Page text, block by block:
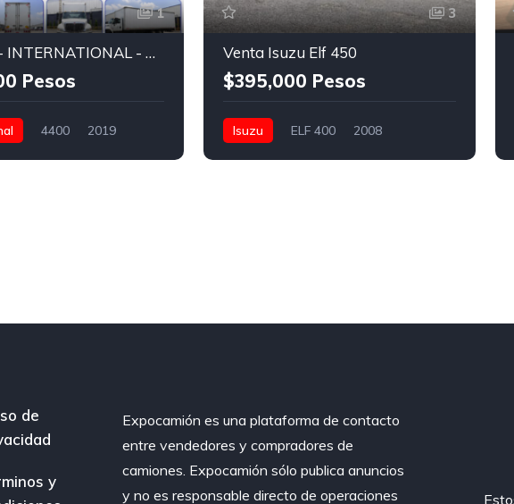
1
CAMION - INTERNATIONAL - CAJA SECA
Pesos
4400
2019
3
Venta Isuzu Elf 450
$395,000 Pesos
Isuzu ELF 400
2008
de
y
Expocamión es una plataforma de contacto
entre vendedores y compradores de
camiones. Expocamión sólo publica anuncios
y no es responsable directo de operaciones